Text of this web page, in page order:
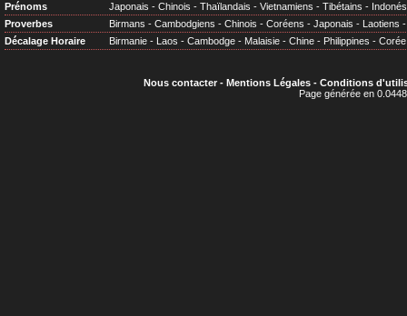
Prénoms
Japonais - Chinois - Thaïlandais - Vietnamiens - Tibétains -
Proverbes
Birmans - Cambodgiens - Chinois - Coréens - Japonais - Laotiens
Décalage Horaire
Birmanie - Laos - Cambodge - Malaisie - Chine - Philippines - Corée
Nous contacter- Mentions Légales- Conditions
Page générée en